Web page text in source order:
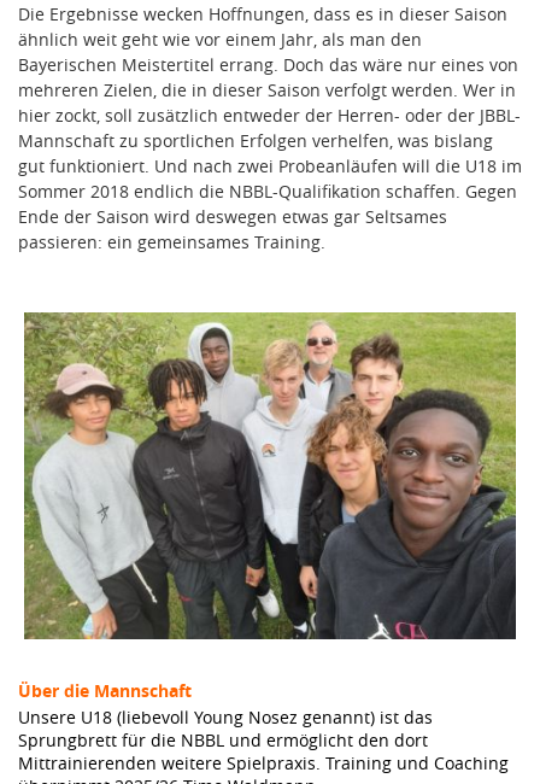
Die Ergebnisse wecken Hoffnungen, dass es in dieser Saison
ähnlich weit geht wie vor einem Jahr, als man den
Bayerischen Meistertitel errang. Doch das wäre nur eines von
mehreren Zielen, die in dieser Saison verfolgt werden. Wer in
hier zockt, soll zusätzlich entweder der Herren- oder der JBBL-
Mannschaft zu sportlichen Erfolgen verhelfen, was bislang
gut funktioniert. Und nach zwei Probeanläufen will die U18 im
Sommer 2018 endlich die NBBL-Qualifikation schaffen. Gegen
Ende der Saison wird deswegen etwas gar Seltsames
passieren: ein gemeinsames Training.
Über die Mannschaft
Unsere U18 (liebevoll Young Nosez genannt) ist das
Sprungbrett für die NBBL und ermöglicht den dort
Mittrainierenden weitere Spielpraxis. Training und Coaching